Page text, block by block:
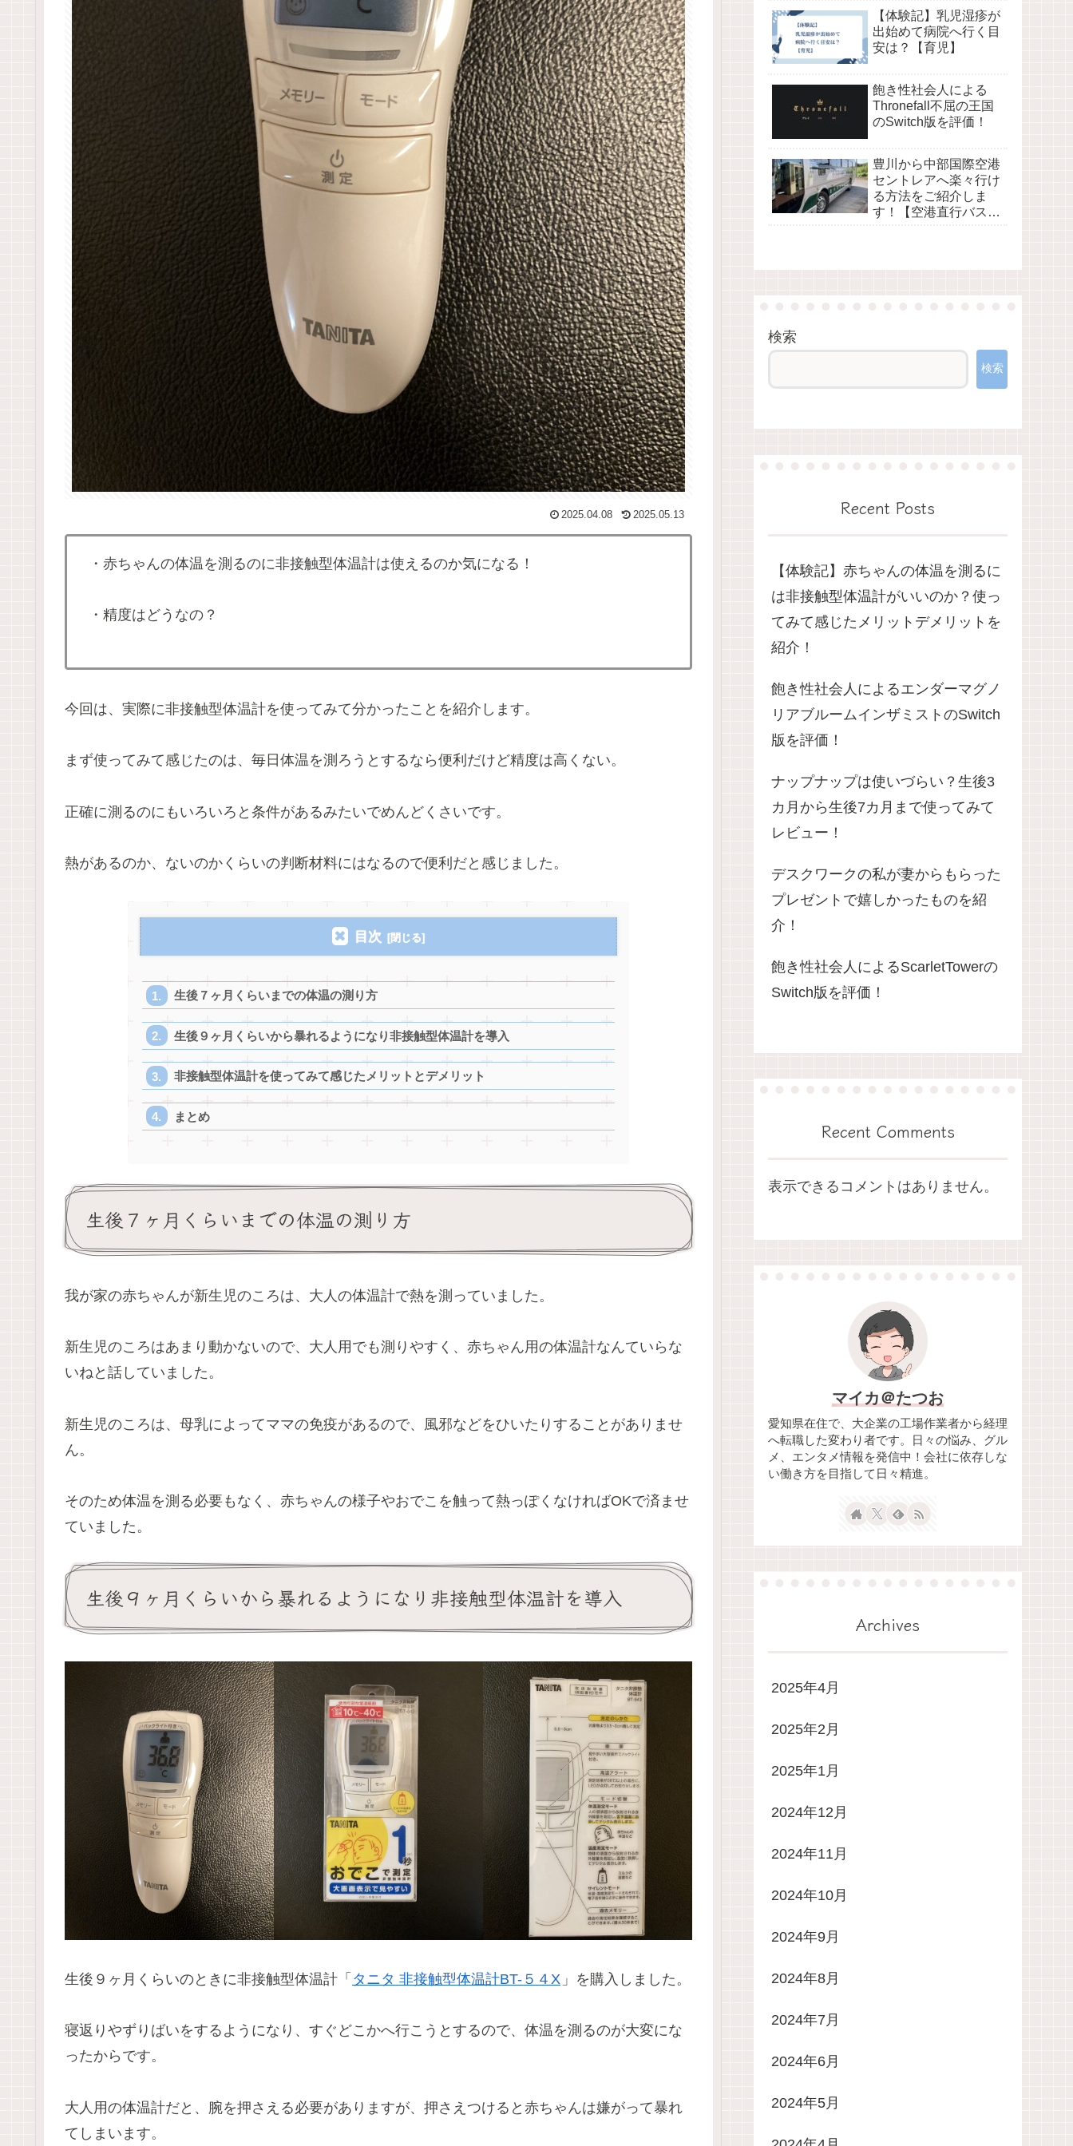
2025.04.08 2025.05.13
・赤ちゃんの体温を測るのに非接触型体温計は使えるのか気になる！
・精度はどうなの？
今回は、実際に非接触型体温計を使ってみて分かったことを紹介します。
まず使ってみて感じたのは、毎日体温を測ろうとするなら便利だけど精度は高くない。
正確に測るのにもいろいろと条件があるみたいでめんどくさいです。
熱があるのか、ないのかくらいの判断材料にはなるので便利だと感じました。
目次
生後７ヶ月くらいまでの体温の測り方
生後９ヶ月くらいから暴れるようになり非接触型体温計を導入
非接触型体温計を使ってみて感じたメリットとデメリット
まとめ
生後７ヶ月くらいまでの体温の測り方
我が家の赤ちゃんが新生児のころは、大人の体温計で熱を測っていました。
新生児のころはあまり動かないので、大人用でも測りやすく、赤ちゃん用の体温計なんていらな
いねと話していました。
新生児のころは、母乳によってママの免疫があるので、風邪などをひいたりすることがありませ
ん。
そのため体温を測る必要もなく、赤ちゃんの様子やおでこを触って熱っぽくなければOKで済ませ
ていました。
生後９ヶ月くらいから暴れるようになり非接触型体温計を導入
生後９ヶ月くらいのときに非接触型体温計「 タニタ 非接触型体温計BT-５４X 」を購入しました。
寝返りやずりばいをするようになり、すぐどこかへ行こうとするので、体温を測るのが大変にな
ったからです。
大人用の体温計だと、腕を押さえる必要がありますが、押さえつけると赤ちゃんは嫌がって暴れ
てしまいます。
【体験記】乳児湿疹が
出始めて病院へ行く目
安は？【育児】
飽き性社会人による
Thronefall不屈の王国
のSwitch版を評価！
豊川から中部国際空港
セントレアへ楽々行け
る方法をご紹介しま
す！【空港直行バスe-
検索
検索
Recent Posts
【体験記】赤ちゃんの体温を測るに
は非接触型体温計がいいのか？使っ
てみて感じたメリットデメリットを
紹介！
飽き性社会人によるエンダーマグノ
リアブルームインザミストのSwitch
版を評価！
ナップナップは使いづらい？生後3
カ月から生後7カ月まで使ってみて
レビュー！
デスクワークの私が妻からもらった
プレゼントで嬉しかったものを紹
介！
飽き性社会人によるScarletTowerの
Switch版を評価！
Recent Comments
表示できるコメントはありません。
マイカ＠たつお
愛知県在住で、大企業の工場作業者から経理
へ転職した変わり者です。日々の悩み、グル
メ、エンタメ情報を発信中！会社に依存しな
い働き方を目指して日々精進。
Archives
2025年4月
2025年2月
2025年1月
2024年12月
2024年11月
2024年10月
2024年9月
2024年8月
2024年7月
2024年6月
2024年5月